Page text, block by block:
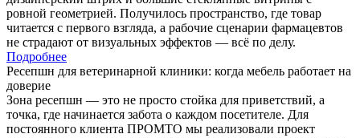
ровной геометрией. Получилось пространство, где товар
читается с первого взгляда, а рабочие сценарии фармацевтов
не страдают от визуальных эффектов — всё по делу.
Подробнее
Ресепшн для ветеринарной клиники: когда мебель работает на
доверие
Зона ресепшн — это не просто стойка для приветствий, а
точка, где начинается забота о каждом посетителе. Для
постоянного клиента ПРОМТО мы реализовали проект